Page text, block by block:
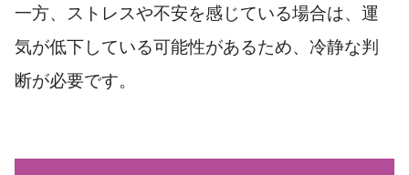
一方、ストレスや不安を感じている場合は、運
気が低下している可能性があるため、冷静な判
断が必要です。